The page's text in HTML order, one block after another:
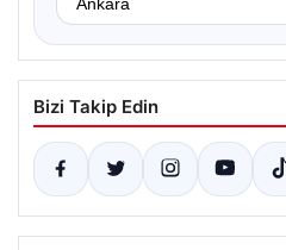
Bizi Takip Edin